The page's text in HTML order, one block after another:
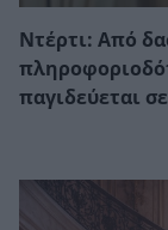
Ντέρτι: Από
παγιδεύεται